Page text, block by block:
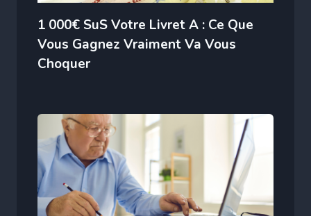
1 000€ SuS Votre Livret A : Ce Que
Vous Gagnez Vraiment Va Vous
Choquer